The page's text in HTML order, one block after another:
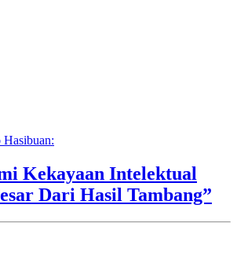
Kekayaan Intelektual
Dari Hasil Tambang”